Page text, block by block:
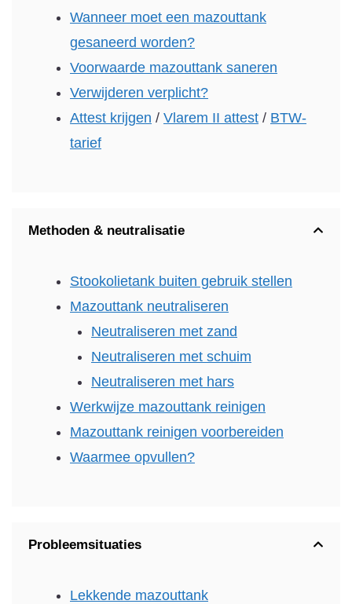
Wanneer moet een mazouttank
gesaneerd worden?
Voorwaarde mazouttank saneren
Verwijderen verplicht?
Attest krijgen / Vlarem II attest / BTW-
tarief
Methoden & neutralisatie
Stookolietank buiten gebruik stellen
Mazouttank neutraliseren
Neutraliseren met zand
Neutraliseren met schuim
Neutraliseren met hars
Werkwijze mazouttank reinigen
Mazouttank reinigen voorbereiden
Waarmee opvullen?
Probleemsituaties
Lekkende mazouttank